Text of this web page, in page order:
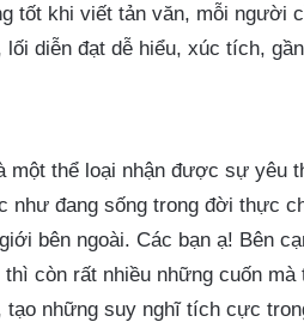
tốt khi viết tản văn, mỗi người
diễn đạt dễ hiểu, xúc tích,
một thể loại nhận được sự yêu
như đang sống trong đời thực
bên ngoài. Các bạn ạ! Bên
còn rất nhiều những cuốn mà
những suy nghĩ tích cực